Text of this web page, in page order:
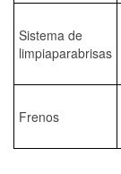
Sistema de
limpiaparabrisas
Frenos